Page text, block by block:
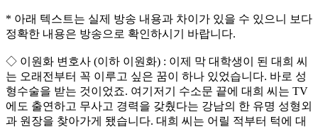
* 아래 텍스트는 실제 방송 내용과 차이가 있을 수 있으니 보다
정확한 내용은 방송으로 확인하시기 바랍니다.
◇ 이원화 변호사 (이하 이원화) : 이제 막 대학생이 된 대희 씨
는 오래전부터 꼭 이루고 싶은 꿈이 하나 있었습니다. 바로 성
형수술을 받는 것이었죠. 여기저기 수소문 끝에 대희 씨는 TV
에도 출연하고 무사고 경력을 갖췄다는 강남의 한 유명 성형외
과 원장을 찾아가게 됐습니다. 대희 씨는 어릴 적부터 턱에 대